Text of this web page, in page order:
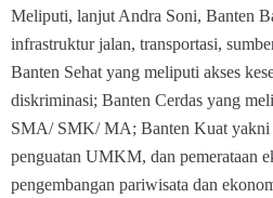
Meliputi, lanjut Andra Soni, Banten
infrastruktur jalan, transportasi,
Banten Sehat yang meliputi akses
diskriminasi; Banten Cerdas yang
SMA/ SMK/ MA; Banten Kuat yakni
penguatan UMKM, dan pemerataan
pengembangan pariwisata dan